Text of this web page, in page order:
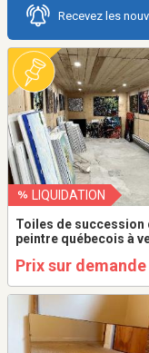
Recevez les
LIQUIDATION
Toiles de succession
peintre québecois à
Prix sur demande